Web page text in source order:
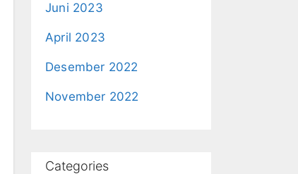
Juni 2023
April 2023
Desember 2022
November 2022
Categories